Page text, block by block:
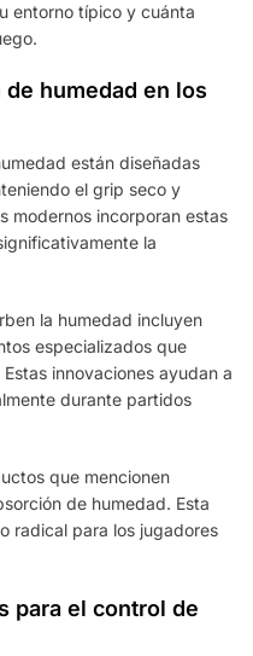
entorno típico y cuánta
humedad en los
están diseñadas
el grip seco y
modernos incorporan estas
la
la humedad incluyen
especializados que
innovaciones ayudan a
durante partidos
que mencionen
de humedad. Esta
radical para los jugadores
para el control de